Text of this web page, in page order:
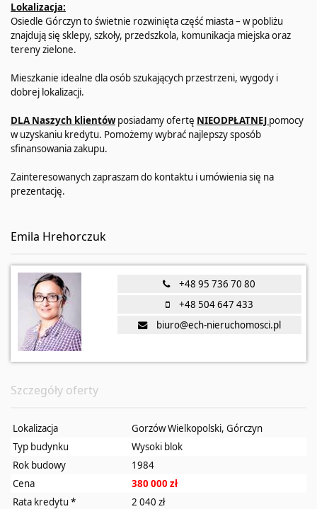
Lokalizacja:
Osiedle Górczyn to świetnie rozwinięta część miasta – w pobliżu
znajdują się sklepy, szkoły, przedszkola, komunikacja miejska oraz
tereny zielone.
Mieszkanie idealne dla osób szukających przestrzeni, wygody i
dobrej lokalizacji.
DLA Naszych klientówposiadamy ofertę NIEODPŁATNEJ pomocy
w uzyskaniu kredytu. Pomożemy wybrać najlepszy sposób
sfinansowania zakupu.
Zainteresowanych zapraszam do kontaktu i umówienia się na
prezentację.
Emila Hrehorczuk
+48 95 736 70 80
+48 504 647 433
biuro@ech-nieruchomosci.pl
Szczegóły oferty
Lokalizacja
Gorzów Wielkopolski, Górczyn
Typ budynku
Wysoki blok
Rok budowy
1984
Cena
380 000 zł
Rata kredytu*
2 040 zł